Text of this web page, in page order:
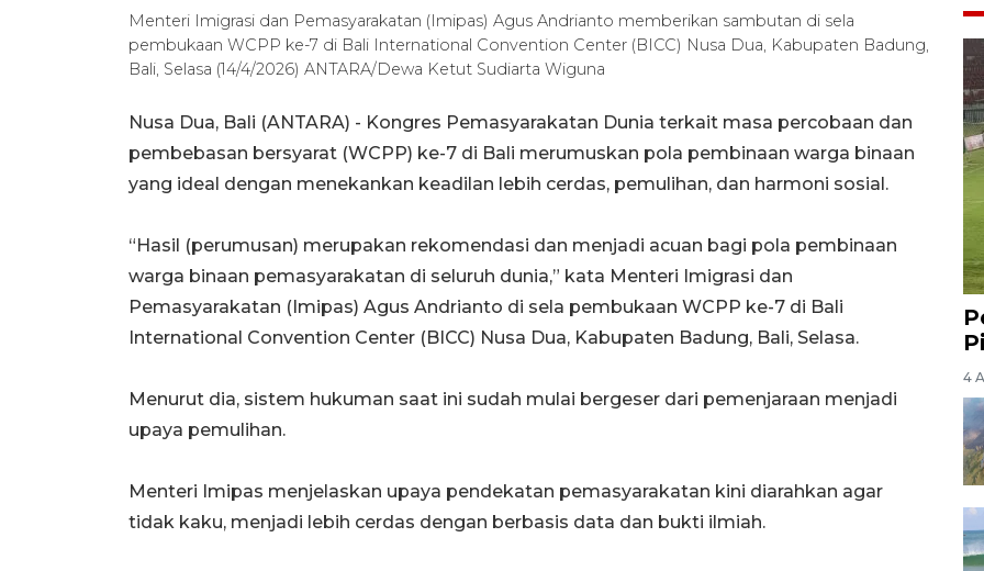
Menteri Imigrasi dan Pemasyarakatan (Imipas) Agus Andrianto memberikan sambutan di sela
pembukaan WCPP ke-7 di Bali International Convention Center (BICC) Nusa Dua, Kabupaten Badung,
Bali, Selasa (14/4/2026) ANTARA/Dewa Ketut Sudiarta Wiguna
Nusa Dua, Bali (ANTARA) - Kongres Pemasyarakatan Dunia terkait masa percobaan dan
pembebasan bersyarat (WCPP) ke-7 di Bali merumuskan pola pembinaan warga binaan
yang ideal dengan menekankan keadilan lebih cerdas, pemulihan, dan harmoni sosial.
“Hasil (perumusan) merupakan rekomendasi dan menjadi acuan bagi pola pembinaan
warga binaan pemasyarakatan di seluruh dunia,” kata Menteri Imigrasi dan
Pemasyarakatan (Imipas) Agus Andrianto di sela pembukaan WCPP ke-7 di Bali
International Convention Center (BICC) Nusa Dua, Kabupaten Badung, Bali, Selasa.
Menurut dia, sistem hukuman saat ini sudah mulai bergeser dari pemenjaraan menjadi
upaya pemulihan.
Menteri Imipas menjelaskan upaya pendekatan pemasyarakatan kini diarahkan agar
tidak kaku, menjadi lebih cerdas dengan berbasis data dan bukti ilmiah.
4